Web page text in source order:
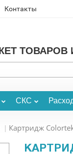
Контакты
ТОВАРОВ
СКС
Картридж